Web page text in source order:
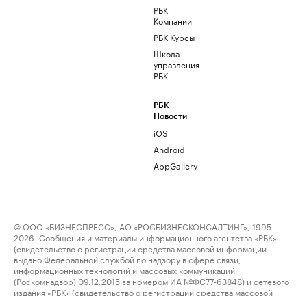
РБК
Компании
РБК Курсы
Школа
управления
РБК
РБК
Новости
iOS
Android
AppGallery
© ООО «БИЗНЕСПРЕСС», АО «РОСБИЗНЕСКОНСАЛТИНГ», 1995–
2026. Сообщения и материалы информационного агентства «РБК»
(свидетельство о регистрации средства массовой информации
выдано Федеральной службой по надзору в сфере связи,
информационных технологий и массовых коммуникаций
(Роскомнадзор) 09.12.2015 за номером ИА №ФС77-63848) и сетевого
издания «РБК» (свидетельство о регистрации средства массовой